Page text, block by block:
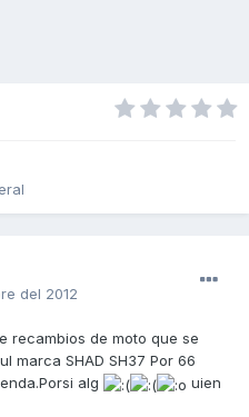
del 2012
recambios de moto que se
marca SHAD SH37 Por 66
alg
uien